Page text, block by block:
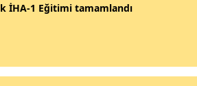
Trabzon
İHA-1 Eğitimi tamamlandı